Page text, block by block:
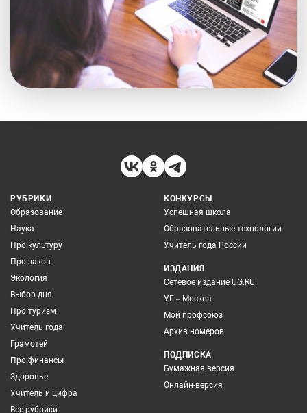
РУБРИКИ
Образование
Наука
Про культуру
Про закон
Экология
Выбор дня
Про туризм
Учитель года
Грамотей
Про финансы
Здоровье
Учитель и цифра
Все рубрики
КОНКУРСЫ
Успешная школа
Образовательные технологии
Учитель года России
ИЗДАНИЯ
Сетевое издание UG.RU
УГ – Москва
Мой профсоюз
Архив номеров
ПОДПИСКА
Бумажная версия
Онлайн-версия